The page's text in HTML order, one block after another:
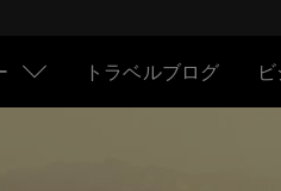
トラベルブログ